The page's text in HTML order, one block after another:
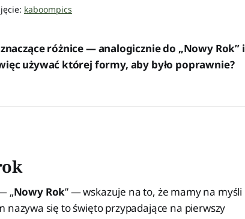
kaboompics
różnice — analogicznie do „Nowy Rok” i
używać której formy, aby było poprawnie?
„Nowy Rok” — wskazuje na to, że mamy na myśli
nazywa się to święto przypadające na pierwszy